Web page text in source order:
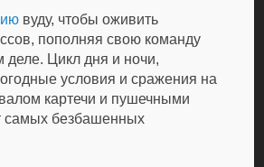
вуду, чтобы оживить
пополняя свою команду
Цикл дня и ночи,
условия и сражения на
картечи и пушечными
самых безбашенных